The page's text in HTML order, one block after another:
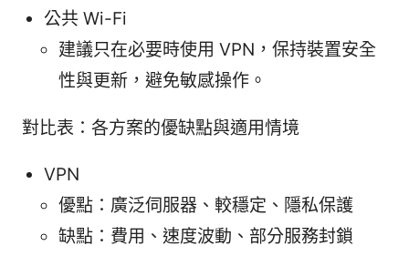
公共 Wi-Fi
建議只在必要時使用 VPN，保持裝置安全
性與更新，避免敏感操作。
對比表：各方案的優缺點與適用情境
VPN
優點：廣泛伺服器、較穩定、隱私保護
缺點：費用、速度波動、部分服務封鎖